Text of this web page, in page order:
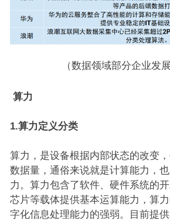
（数据领域部分企业发
算力
1.算力定义分类
算力，是设备根据内部状态的改变
数据量，通俗来说就是计算能力，
力。算力包含了软件、硬件系统的开
芯片等载体提供基本运算能力，算
字化信息处理能力的强弱。目前提